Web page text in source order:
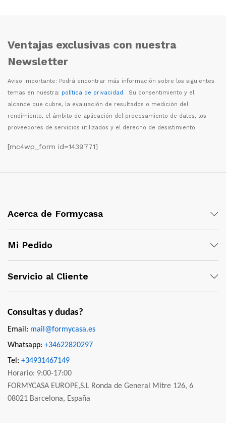
Ventajas exclusivas con nuestra
Newsletter
Aviso importante: Podrá encontrar más información sobre los siguientes
temas en nuestra: política de privacidad. Su consentimiento y el
alcance que cubre, la evaluación de resultados o medición del
rendimiento, el ámbito de aplicación del procesamiento de datos, los
proveedores de servicios utilizados y el derecho de desistimiento.
[mc4wp_form id=1439771]
Acerca de Formycasa
Mi Pedido
Servicio al Cliente
Consultas y dudas?
Email: mail@formycasa.es
Whatsapp: +34622820297
Tel: +34931467149
Horario: 9:00-17:00
FORMYCASA EUROPE,S.L Ronda de General Mitre 126, 6
08021 Barcelona, España